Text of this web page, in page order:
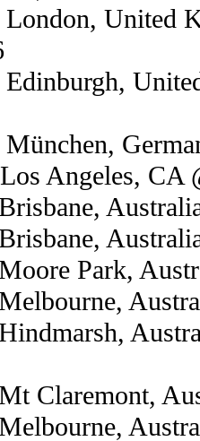
United
Angeles, CA
Park,
Claremont,